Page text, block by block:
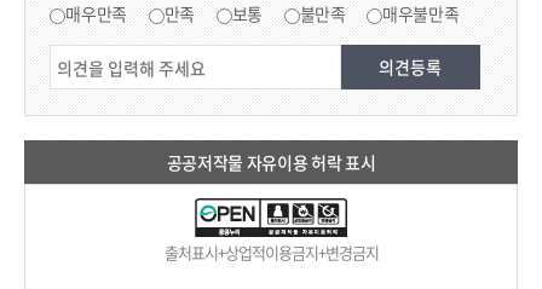
매우만족 만족 보통 불만족 매우불만족
공공저작물 자유이용 허락 표시
출처표시+상업적이용금지+변경금지